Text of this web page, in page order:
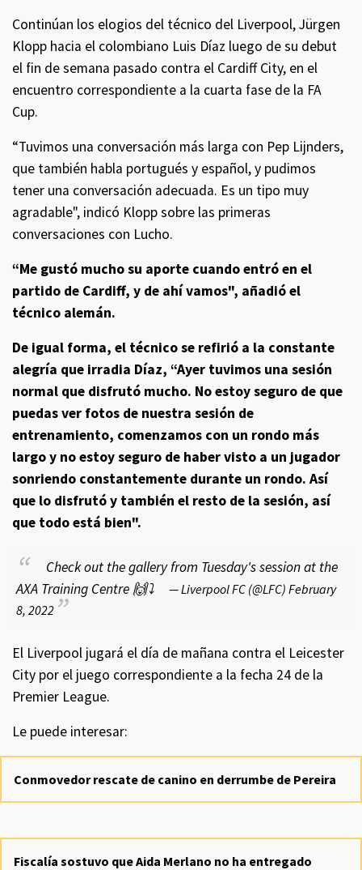
Continúan los elogios del técnico del Liverpool, Jürgen
Klopp hacia el colombiano Luis Díaz luego de su debut
el fin de semana pasado contra el Cardiff City, en el
encuentro correspondiente a la cuarta fase de la FA
Cup.
“Tuvimos una conversación más larga con Pep Lijnders,
que también habla portugués y español, y pudimos
tener una conversación adecuada. Es un tipo muy
agradable", indicó Klopp sobre las primeras
conversaciones con Lucho.
“Me gustó mucho su aporte cuando entró en el
partido de Cardiff, y de ahí vamos", añadió el
técnico alemán.
De igual forma, el técnico se refirió a la constante
alegría que irradia Díaz, “Ayer tuvimos una sesión
normal que disfrutó mucho. No estoy seguro de que
puedas ver fotos de nuestra sesión de
entrenamiento, comenzamos con un rondo más
largo y no estoy seguro de haber visto a un jugador
sonriendo constantemente durante un rondo. Así
que lo disfrutó y también el resto de la sesión, así
que todo está bien".
Check out the gallery from Tuesday's session at the
AXA Training Centre 🙌⤵
— Liverpool FC (@LFC) February
8, 2022
El Liverpool jugará el día de mañana contra el Leicester
City por el juego correspondiente a la fecha 24 de la
Premier League.
Le puede interesar:
Conmovedor rescate de canino en derrumbe de Pereira
Fiscalía sostuvo que Aida Merlano no ha entregado